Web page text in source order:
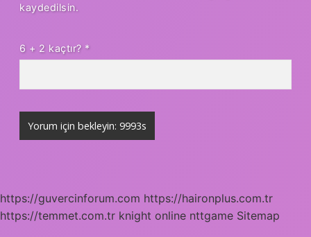
kaydedilsin.
6 + 2 kaçtır? *
https://guvercinforum.com https://haironplus.com.tr
https://temmet.com.tr knight online nttgame Sitemap